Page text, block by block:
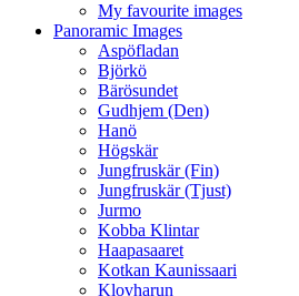
My favourite images
Panoramic Images
Aspöfladan
Björkö
Bärösundet
Gudhjem (Den)
Hanö
Högskär
Jungfruskär (Fin)
Jungfruskär (Tjust)
Jurmo
Kobba Klintar
Haapasaaret
Kotkan Kaunissaari
Klovharun